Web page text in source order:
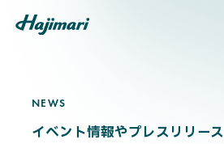
COMPANY
NEWS
NEWS
イベント情報やプレスリリース